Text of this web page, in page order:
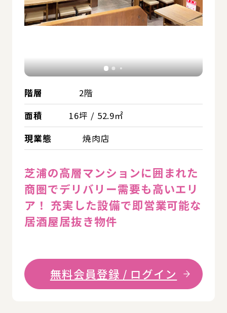
階層
2階
面積
16坪 / 52.9㎡
現業態
焼肉店
芝浦の高層マンションに囲まれた
商圏でデリバリー需要も高いエリ
ア！ 充実した設備で即営業可能な
居酒屋居抜き物件
無料会員登録 / ログイン